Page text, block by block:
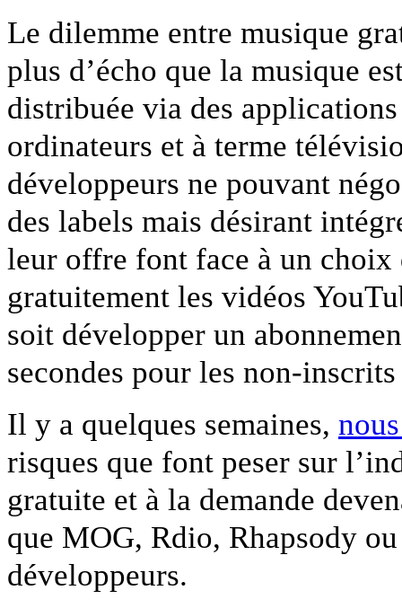
Le dilemme entre musique
plus d’écho que la musique
distribuée via des
ordinateurs et à terme
développeurs ne pouvant
des labels mais désirant
leur offre font face à un
gratuitement les vidéos
soit développer un
secondes pour les non-
Il y a quelques semaines,
risques que font peser sur
gratuite et à la demande
que MOG, Rdio, Rhapsody
développeurs.